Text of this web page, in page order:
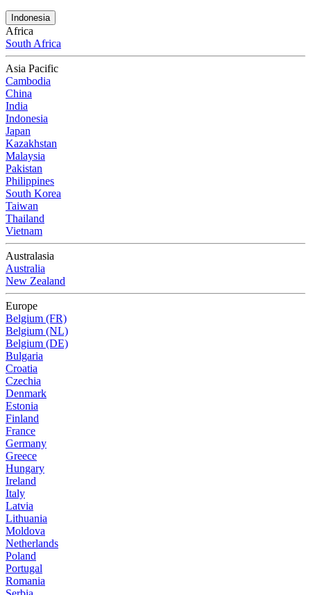
Indonesia
Africa
South Africa
Asia Pacific
Cambodia
China
India
Indonesia
Japan
Kazakhstan
Malaysia
Pakistan
Philippines
South Korea
Taiwan
Thailand
Vietnam
Australasia
Australia
New Zealand
Europe
Belgium (FR)
Belgium (NL)
Belgium (DE)
Bulgaria
Croatia
Czechia
Denmark
Estonia
Finland
France
Germany
Greece
Hungary
Ireland
Italy
Latvia
Lithuania
Moldova
Netherlands
Poland
Portugal
Romania